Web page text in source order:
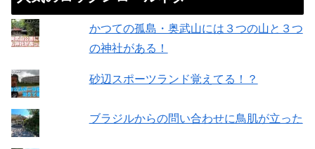
かつての孤島・奥武山には３つの山と３つ
の神社がある！
砂辺スポーツランド覚えてる！？
ブラジルからの問い合わせに鳥肌が立った